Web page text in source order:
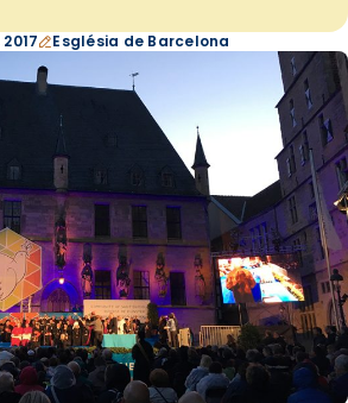
Església de Barcelona